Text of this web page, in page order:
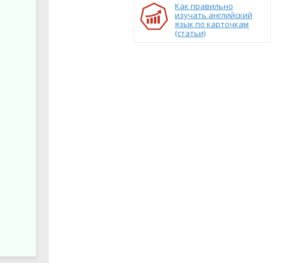
Как правильно
изучать английский
язык по карточкам
(статьи)